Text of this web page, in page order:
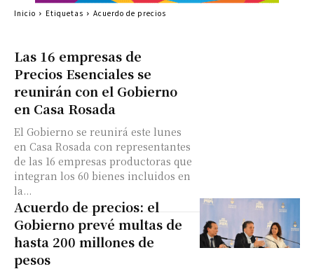
Las 16 empresas de
Precios Esenciales se
reunirán con el Gobierno
en Casa Rosada
El Gobierno se reunirá este lunes
en Casa Rosada con representantes
de las 16 empresas productoras que
integran los 60 bienes incluidos en
la...
Acuerdo de precios: el
Gobierno prevé multas de
hasta 200 millones de
pesos
Inicio Etiquetas Acuerdo de precios